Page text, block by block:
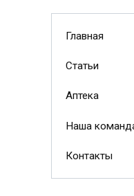
Главная
Статьи
Аптека
Наша
Контакты